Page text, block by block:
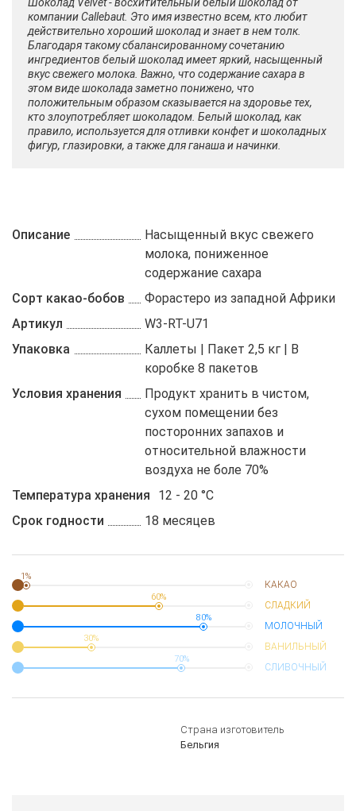
компании Callebaut. Это имя известно всем, кто любит
действительно хороший шоколад и знает в нем толк.
Благодаря такому сбалансированному сочетанию
ингредиентов белый шоколад имеет яркий, насыщенный
вкус свежего молока. Важно, что содержание сахара в
этом виде шоколада заметно понижено, что
положительным образом сказывается на здоровье тех,
кто злоупотребляет шоколадом. Белый шоколад, как
правило, используется для отливки конфет и шоколадных
фигур, глазировки, а также для ганаша и начинки.
Описание
Насыщенный вкус свежего
молока, пониженное
содержание сахара
Сорт какао-бобов
Форастеро из западной Африки
Артикул
W3-RT-U71
Упаковка
Каллеты | Пакет 2,5 кг | В
коробке 8 пакетов
Условия хранения
Продукт хранить в чистом,
сухом помещении без
посторонних запахов и
относительной влажности
воздуха не боле 70%
Температура хранения
12 - 20 °C
Срок годности
18 месяцев
1%
КАКАО
60%
СЛАДКИЙ
80%
МОЛОЧНЫЙ
30%
ВАНИЛЬНЫЙ
70%
СЛИВОЧНЫЙ
Страна изготовитель
Бельгия